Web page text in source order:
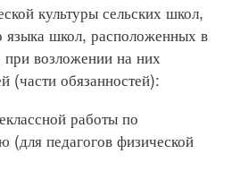
культуры сельских школ,
языка школ, расположенных в
при возложении на них
(части обязанностей):
работы по
(для педагогов физической